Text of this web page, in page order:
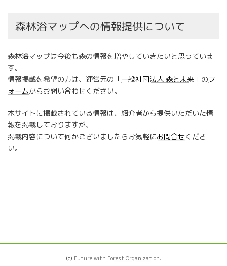
森林浴マップへの情報提供について
森林浴マップは今後も森の情報を増やしていきたいと思っていま
す。
情報掲載を希望の方は、運営元の「一般社団法人 森と未来 」のフ
ォームからお問い合わせください。
本サイトに掲載されている情報は、紹介者から提供いただいた情
報を掲載しておりますが、
掲載内容について何かございましたらお気軽にお問合せくださ
い。
(c) Future with Forest Organization.